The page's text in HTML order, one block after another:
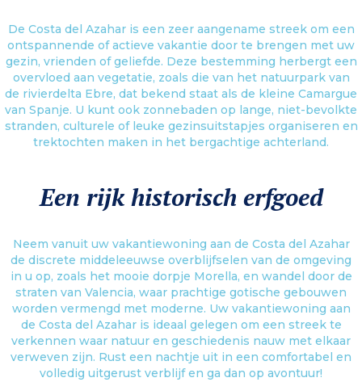
De Costa del Azahar is een zeer aangename streek om een
ontspannende of actieve vakantie door te brengen met uw
gezin, vrienden of geliefde. Deze bestemming herbergt een
overvloed aan vegetatie, zoals die van het natuurpark van
de rivierdelta Ebre, dat bekend staat als de kleine Camargue
van Spanje. U kunt ook zonnebaden op lange, niet-bevolkte
stranden, culturele of leuke gezinsuitstapjes organiseren en
trektochten maken in het bergachtige achterland.
Een rijk historisch erfgoed
Neem vanuit uw vakantiewoning aan de Costa del Azahar
de discrete middeleeuwse overblijfselen van de omgeving
in u op, zoals het mooie dorpje Morella, en wandel door de
straten van Valencia, waar prachtige gotische gebouwen
worden vermengd met moderne. Uw vakantiewoning aan
de Costa del Azahar is ideaal gelegen om een streek te
verkennen waar natuur en geschiedenis nauw met elkaar
verweven zijn. Rust een nachtje uit in een comfortabel en
volledig uitgerust verblijf en ga dan op avontuur!